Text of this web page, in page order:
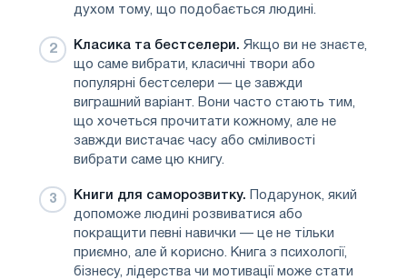
духом тому, що подобається людині.
Класика та бестселери. Якщо ви не знаєте,
що саме вибрати, класичні твори або
популярні бестселери — це завжди
виграшний варіант. Вони часто стають тим,
що хочеться прочитати кожному, але не
завжди вистачає часу або сміливості
вибрати саме цю книгу.
Книги для саморозвитку. Подарунок, який
допоможе людині розвиватися або
покращити певні навички — це не тільки
приємно, але й корисно. Книга з психології,
бізнесу, лідерства чи мотивації може стати